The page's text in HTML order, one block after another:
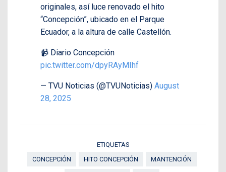
originales, así luce renovado el hito
“Concepción”, ubicado en el Parque
Ecuador, a la altura de calle Castellón.
📹 Diario Concepción
pic.twitter.com/dpyRAyMIhf
— TVU Noticias (@TVUNoticias) August
28, 2025
ETIQUETAS
CONCEPCIÓN
HITO CONCEPCIÓN MANTENCIÓN